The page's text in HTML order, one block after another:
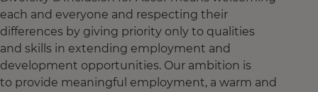
each and everyone and respecting their
differences by giving priority only to qualities
and skills in extending employment and
development opportunities. Our ambition is
to provide meaningful employment, a warm and